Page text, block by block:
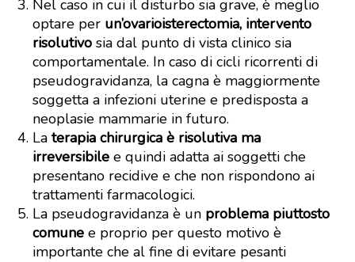
Nel caso in cui il disturbo sia grave, è meglio
optare per un’ovarioisterectomia, intervento
risolutivo sia dal punto di vista clinico sia
comportamentale. In caso di cicli ricorrenti di
pseudogravidanza, la cagna è maggiormente
soggetta a infezioni uterine e predisposta a
neoplasie mammarie in futuro.
La terapia chirurgica è risolutiva ma
irreversibile e quindi adatta ai soggetti che
presentano recidive e che non rispondono ai
trattamenti farmacologici.
La pseudogravidanza è un problema piuttosto
comune e proprio per questo motivo è
importante che al fine di evitare pesanti